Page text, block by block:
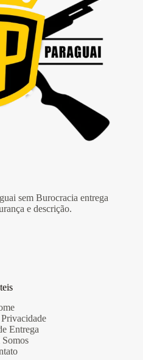
sem Burocracia entrega
e descrição.
Entrega